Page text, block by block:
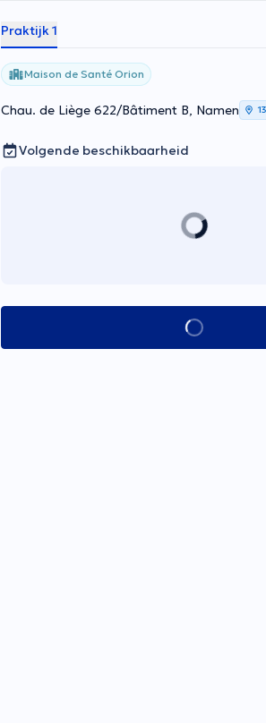
Praktijk 1
Maison de Santé Orion
Chau. de Liège 622/Bâtiment B, Namen
Volgende beschikbaarheid
Alles zien